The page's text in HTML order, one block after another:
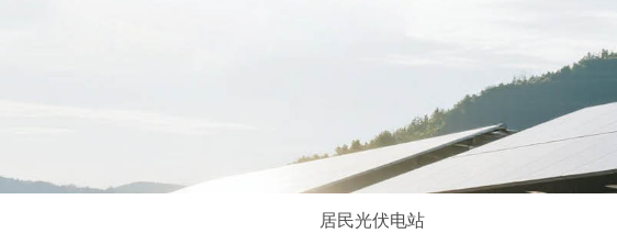
居民光伏电站